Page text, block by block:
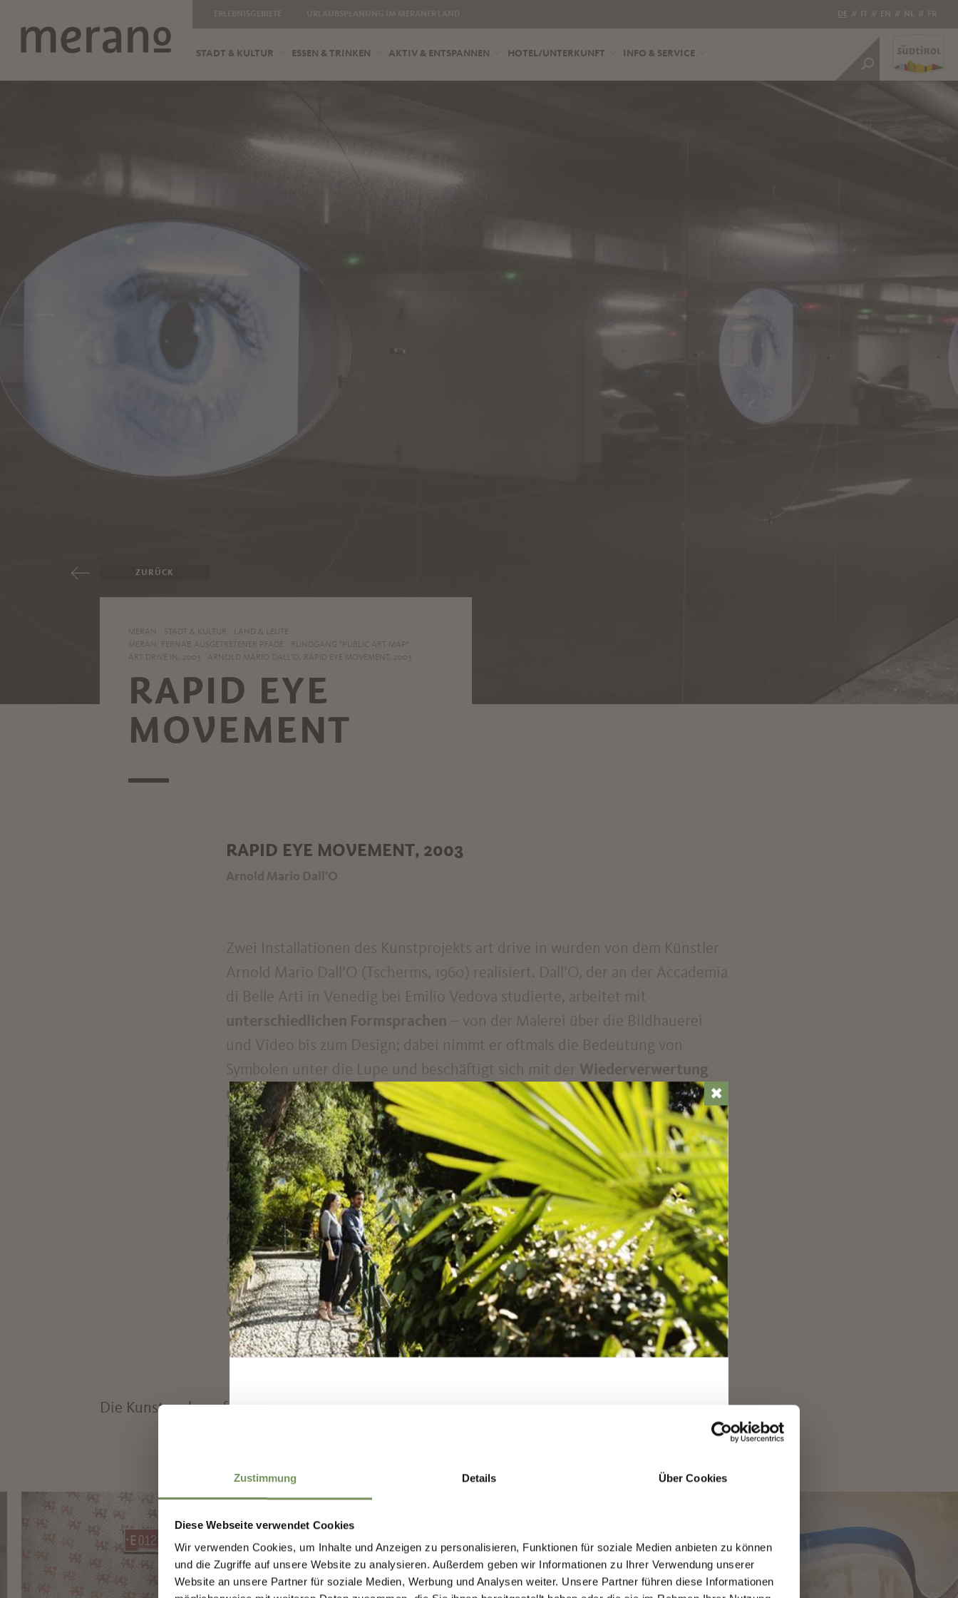
Zustimmung Details Über Cookies
Diese Webseite verwendet Cookies
Wir verwenden Cookies, um Inhalte und Anzeigen zu personalisieren, Funktionen für soziale Medien anbieten zu können
und die Zugriffe auf unsere Website zu analysieren. Außerdem geben wir Informationen zu Ihrer Verwendung unserer
Website an unsere Partner für soziale Medien, Werbung und Analysen weiter. Unsere Partner führen diese Informationen
DE // IT // EN // NL // FR
STADT & KULTUR ESSEN & TRINKEN AKTIV & ENTSPANNEN HOTEL/UNTERKUNFT INFO & SERVICE
ZURÜCK
MERAN STADT & KULTUR
LAND & LEUTE
MERAN: FERNAB AUSGETRETENER PFADE
RUNDGANG "PUBLIC ART MAP"
ART DRIVE IN, 2003
ARNOLD MARIO DALL’O, RAPID EYE MOVEMENT, 2003
RAPID EYE
MOVEMENT
RAPID EYE MOVEMENT, 2003
Arnold Mario Dall'O
Zwei Installationen des Kunstprojekts art drive in wurden von dem Künstler
Arnold Mario Dall’O (Tscherms, 1960) realisiert. Dall’O, der an der Accademia
di Belle Arti in Venedig bei Emilio Vedova studierte, arbeitet mit
unterschiedlichen Formsprachen – von der Malerei über die Bildhauerei
und Video bis zum Design; dabei nimmt er oftmals die Bedeutung von
Symbolen unter die Lupe und beschäftigt sich mit der Wiederverwertung
und Erneuerungdes überkommenen volkstümlichen Bildrepertoires. Von
1988 bis 2002 war er Dozent für Kommunikationsdesign an der Akademie für
Design in Bozen. Er entwickelte das Konzept für dasKunstprojekt
MenschenBilder.
Auf Ebene -1 befindet sich sein zweitesWerk Rapid eye movement, eine
Multimedia-Arbeit mit acht Bildschirmen, auf denen ein Auge sich alle fünf
Sekunden öffnet und schließt. Das so entstehendeSpiel der Blickedreht die
typische Dynamik zwischenBeobachter und Beobachtetem, die an solchen
Orten durch Überwachungskameras entsteht, kurzerhand um.
Die Kunstwerke auf den anderen Ebenen:
✖
GESTALTEN —
GEMEINSAM.
MERANS ZUKUNFT GESTALTEN —